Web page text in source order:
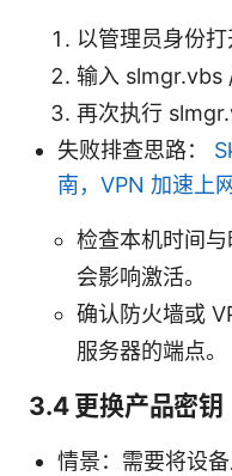
以管理员身份打
输入 slmgr.vbs
再次执行
失败排查思路：
南，VPN 加速上
检查本机时间
会影响激活。
确认防火墙或
服务器的端点。
3.4 更换产品密钥
情景：需要将设